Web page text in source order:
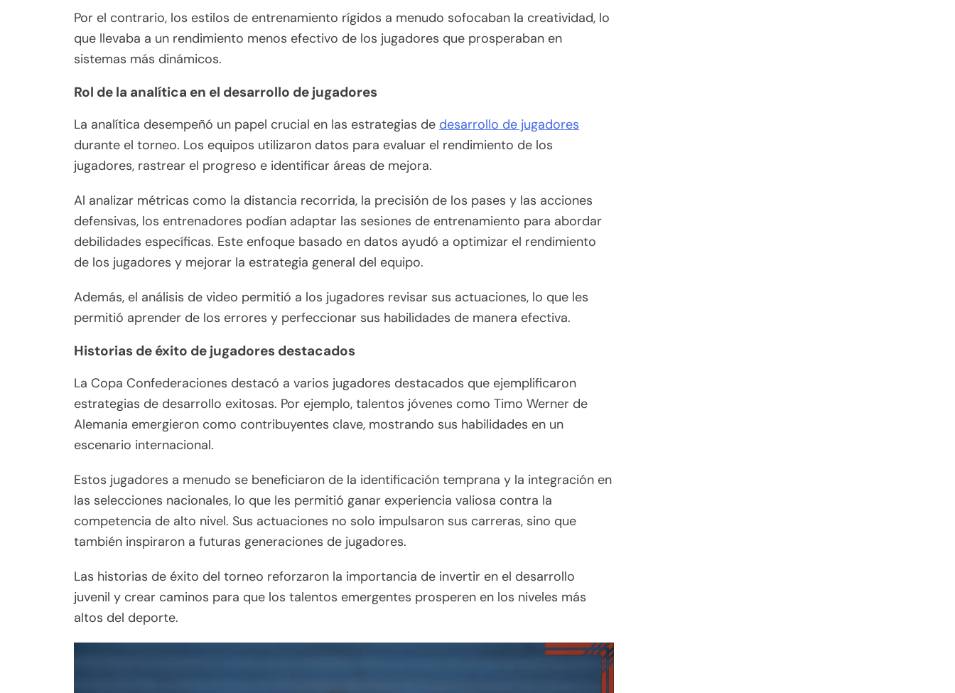
Por el contrario, los estilos de entrenamiento rígidos a menudo sofocaban la creatividad, lo
que llevaba a un rendimiento menos efectivo de los jugadores que prosperaban en
sistemas más dinámicos.
Rol de la analítica en el desarrollo de jugadores
La analítica desempeñó un papel crucial en las estrategias de desarrollo de jugadores
durante el torneo. Los equipos utilizaron datos para evaluar el rendimiento de los
jugadores, rastrear el progreso e identificar áreas de mejora.
Al analizar métricas como la distancia recorrida, la precisión de los pases y las acciones
defensivas, los entrenadores podían adaptar las sesiones de entrenamiento para abordar
debilidades específicas. Este enfoque basado en datos ayudó a optimizar el rendimiento
de los jugadores y mejorar la estrategia general del equipo.
Además, el análisis de video permitió a los jugadores revisar sus actuaciones, lo que les
permitió aprender de los errores y perfeccionar sus habilidades de manera efectiva.
Historias de éxito de jugadores destacados
La Copa Confederaciones destacó a varios jugadores destacados que ejemplificaron
estrategias de desarrollo exitosas. Por ejemplo, talentos jóvenes como Timo Werner de
Alemania emergieron como contribuyentes clave, mostrando sus habilidades en un
escenario internacional.
Estos jugadores a menudo se beneficiaron de la identificación temprana y la integración en
las selecciones nacionales, lo que les permitió ganar experiencia valiosa contra la
competencia de alto nivel. Sus actuaciones no solo impulsaron sus carreras, sino que
también inspiraron a futuras generaciones de jugadores.
Las historias de éxito del torneo reforzaron la importancia de invertir en el desarrollo
juvenil y crear caminos para que los talentos emergentes prosperen en los niveles más
altos del deporte.